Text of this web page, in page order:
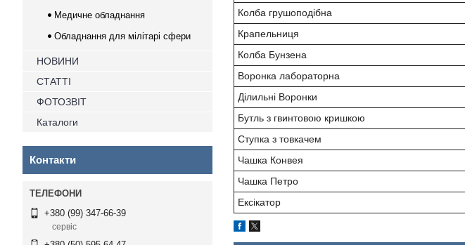
Колба грушоподібна
Крапельниця
Колба Бунзена
Воронка лабораторна
Ділильні Воронки
Бутль з гвинтовою кришкою
Ступка з товкачем
Чашка Конвея
Чашка Петро
Ексікатор
Медичне обладнання
Обладнання для мілітарі сфери
НОВИНИ
СТАТТІ
ФОТОЗВІТ
Каталоги
Контакти
+380 (99) 347-66-39
сервіс